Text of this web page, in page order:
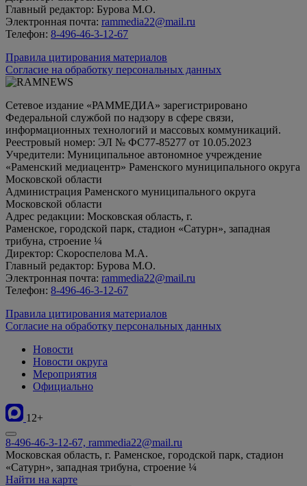
Главный редактор: Бурова М.О.
Электронная почта: rammedia22@mail.ru
Телефон: 8-496-46-3-12-67
Правила цитирования материалов
Согласие на обработку персональных данных
Сетевое издание «РАММЕДИА» зарегистрировано
Федеральной службой по надзору в сфере связи,
информационных технологий и массовых коммуникаций.
Реестровый номер: ЭЛ № ФС77-85277 от 10.05.2023
Учредители: Муниципальное автономное учреждение
«Раменский медиацентр» Раменского муниципального округа
Московской области
Администрация Раменского муниципального округа
Московской области
Адрес редакции: Московская область, г.
Раменское, городской парк, стадион «Сатурн», западная
трибуна, строение ¼
Директор: Скороспелова М.А.
Главный редактор: Бурова М.О.
Электронная почта: rammedia22@mail.ru
Телефон: 8-496-46-3-12-67
Правила цитирования материалов
Согласие на обработку персональных данных
Новости
Новости округа
Мероприятия
Официально
12+
8-496-46-3-12-67, rammedia22@mail.ru
Московская область, г. Раменское, городской парк, стадион
«Сатурн», западная трибуна, строение ¼
Найти на карте